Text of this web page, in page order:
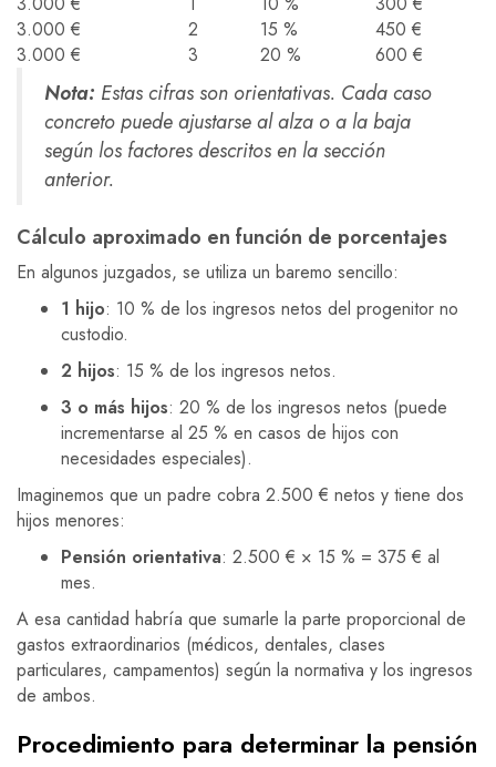
3.000 €
2 15 %
450 €
3.000 €
3 20 % 600 €
Nota: Estas cifras son orientativas. Cada caso
concreto puede ajustarse al alza o a la baja
según los factores descritos en la sección
anterior.
Cálculo aproximado en función de porcentajes
En algunos juzgados, se utiliza un baremo sencillo:
1 hijo: 10 % de los ingresos netos del progenitor no
custodio.
2 hijos: 15 % de los ingresos netos.
3 o más hijos: 20 % de los ingresos netos (puede
incrementarse al 25 % en casos de hijos con
necesidades especiales).
Imaginemos que un padre cobra 2.500 € netos y tiene dos
hijos menores:
Pensión orientativa: 2.500 € × 15 % = 375 € al
mes.
A esa cantidad habría que sumarle la parte proporcional de
gastos extraordinarios (médicos, dentales, clases
particulares, campamentos) según la normativa y los ingresos
de ambos.
Procedimiento para determinar la pensión